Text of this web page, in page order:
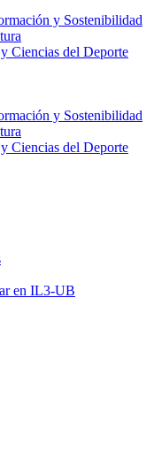
y Sostenibilidad
Ciencias del Deporte
y Sostenibilidad
Ciencias del Deporte
en IL3-UB